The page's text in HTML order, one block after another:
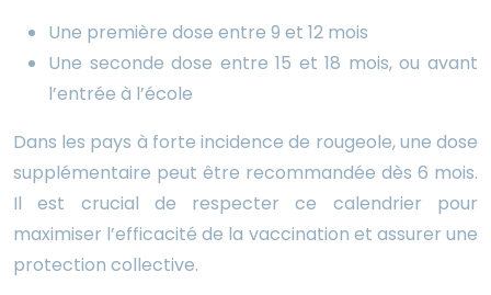
Une première dose entre 9 et 12 mois
Une seconde dose entre 15 et 18 mois, ou avant
l’entrée à l’école
Dans les pays à forte incidence de rougeole, une dose
supplémentaire peut être recommandée dès 6 mois.
Il est crucial de respecter ce calendrier pour
maximiser l’efficacité de la vaccination et assurer une
protection collective.